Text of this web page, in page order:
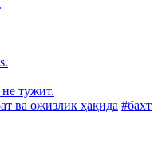
тужит.
ва ожизлик ҳақида #бахт